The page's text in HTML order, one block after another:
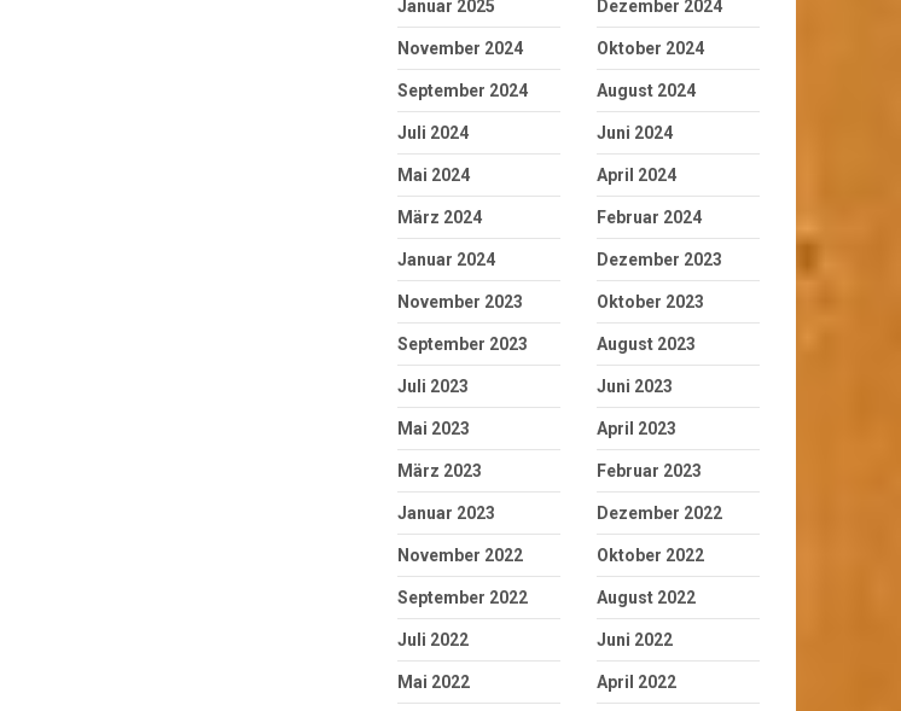
Januar 2025 Dezember 2024
November 2024 Oktober 2024
September 2024 August 2024
Juli 2024 Juni 2024
Mai 2024 April 2024
März 2024 Februar 2024
Januar 2024 Dezember 2023
November 2023 Oktober 2023
September 2023 August 2023
Juli 2023 Juni 2023
Mai 2023 April 2023
März 2023 Februar 2023
Januar 2023 Dezember 2022
November 2022 Oktober 2022
September 2022 August 2022
Juli 2022 Juni 2022
Mai 2022 April 2022